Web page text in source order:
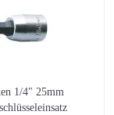
1/4" 25mm